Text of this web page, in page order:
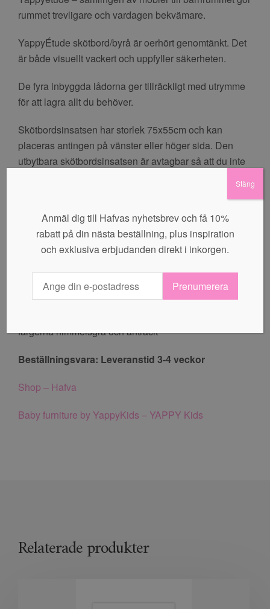
rummet trevligare och vardagen bekvämare.
YappyÉtude skötbord/byrå är oerhört genomtänkt. Det
är både visuellt vackert och uppfyller säkerheten.
De fyra inbyggda lådorna ger tillräckligt med utrymme
för att lagra allt du behöver.
Skötbordsinsatsen har storlek 75x55cm och kan
placeras antingen på vänster eller höger sida. Den
utbytbara skötbordsinsatsen är avtagbar så att du inte
Färg och lack är vattenbaserade.
Mått: L817 mm, H890 mm, B492 mm
färgerna himmelsgrå och antracit
Beställningsvara: Leveranstid 3-4 veckor
Shop – Hafva
Baby furniture by YappyKids – YAPPY Kids
Relaterade produkter
Anmäl dig till Hafvas nyhetsbrev och få 10%
rabatt på din nästa beställning, plus inspiration
och exklusiva erbjudanden direkt i inkorgen.
Prenumerera
Stäng